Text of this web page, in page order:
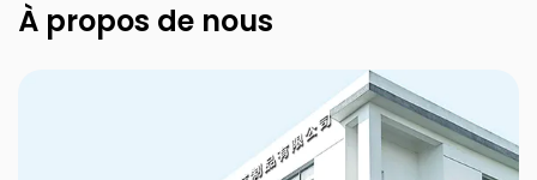
À propos de nous